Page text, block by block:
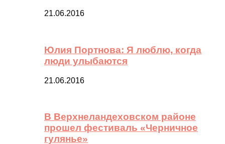
21.06.2016
Юлия Портнова: Я люблю, когда
люди улыбаются
21.06.2016
В Верхнеландеховском районе
прошел фестиваль «Черничное
гулянье»